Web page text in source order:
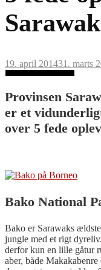
19. april 201431. marts
Provinsen
er et
over 5 fede
Bako National
Bako er Sarawaks
jungle med et rigt
derfor kun en lille gåtur
aber, både